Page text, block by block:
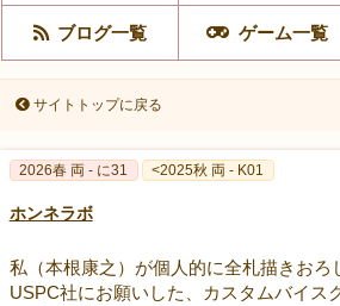
ブログ一覧 ゲーム一覧
サイトトップに戻る
2026春 両 - に31 <2025秋 両 - K01
ホンネラボ
私（本根康之）が個人的に全札描きおろ
USPC社にお願いした、カスタムバイス